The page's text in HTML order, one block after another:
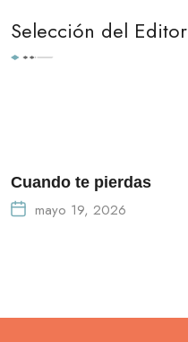
Selección del Editor
Cuando te pierdas
mayo 19, 2026